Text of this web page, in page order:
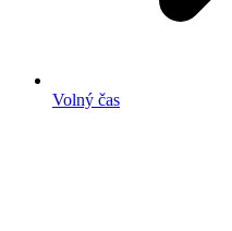
Volný čas